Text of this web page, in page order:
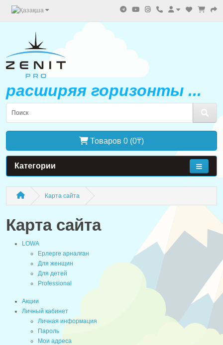
расширяя горизонты ...
Товаров 0 (0₸)
Категории
Карта сайта
Карта сайта
LOWA
Ерлерге арналған
Для женщин
Для детей
Professional
Акции
Личный кабинет
Личная информация
Пароль
Мои адреса